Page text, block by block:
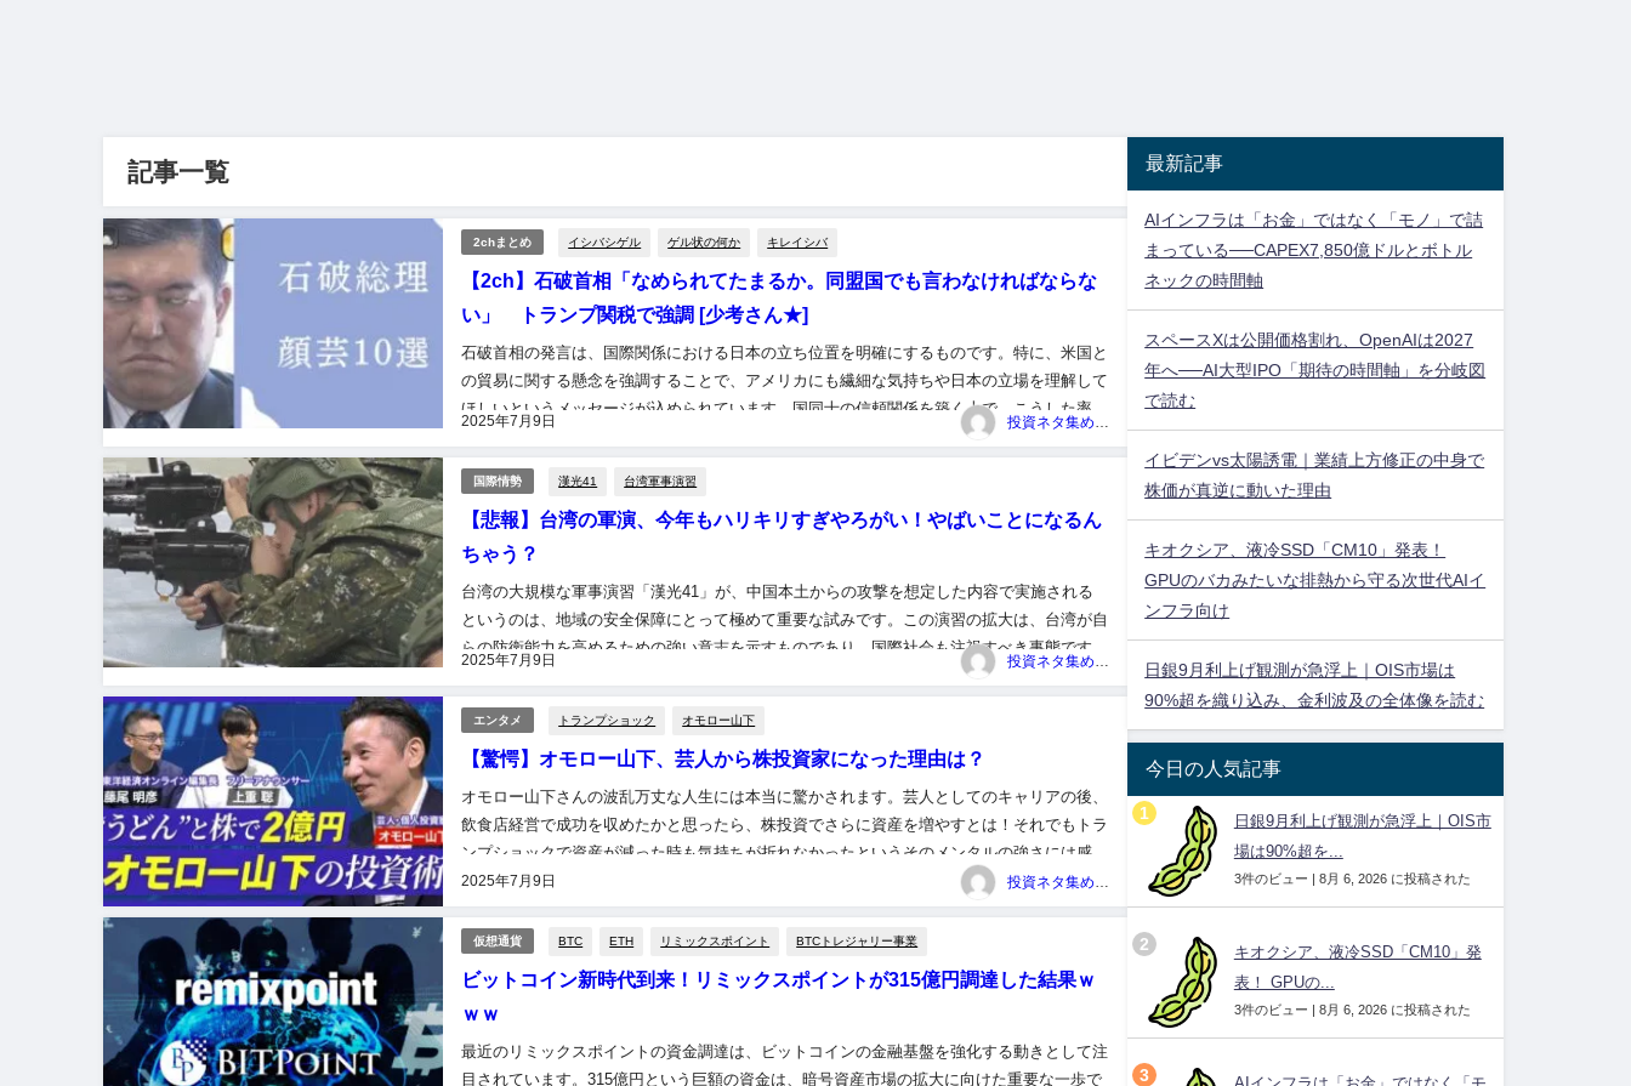
記事一覧
2chまとめ イシバシゲル ゲル状の何か キレイシバ
【2ch】石破首相「なめられてたまるか。同盟国でも言わなければならな
い」 トランプ関税で強調 [少考さん★]
2025年7月9日
石破首相の発言は、国際関係における日本の立ち位置を明確にするものです。特に、米国と
の貿易に関する懸念を強調することで、アメリカにも繊細な気持ちや日本の立場を理解して
ほしいというメッセージが込められています。国同士の信頼関係を築く上で、こうした率直
な対話は欠かせません。 （出典 石破首相「なめられてたまるか。同盟国でも言...
投資ネタ集めておいたのだ！管理人
国際情勢 漢光41 台湾軍事演習
【悲報】台湾の軍演、今年もハリキリすぎやろがい！やばいことになるん
ちゃう？
2025年7月9日
台湾の大規模な軍事演習「漢光41」が、中国本土からの攻撃を想定した内容で実施される
というのは、地域の安全保障にとって極めて重要な試みです。この演習の拡大は、台湾が自
らの防衛能力を高めるための強い意志を示すものであり、国際社会も注視すべき事態です。
特に、ライフル射撃から電子戦、そしてサイバー攻撃に至るまでの多様なシナリオ...
投資ネタ集めておいたのだ！管理人
エンタメ トランプショック オモロー山下
【驚愕】オモロー山下、芸人から株投資家になった理由は？
2025年7月9日
オモロー山下さんの波乱万丈な人生には本当に驚かされます。芸人としてのキャリアの後、
飲食店経営で成功を収めたかと思ったら、株投資でさらに資産を増やすとは！それでもトラ
ンプショックで資産が減った時も気持ちが折れなかったというそのメンタルの強さには感服
します。ぜひこの経験から学ぶことの多い内容をお伝えしたいです。 ＜関連する...
投資ネタ集めておいたのだ！管理人
仮想通貨 BTC ETH リミックスポイント BTCトレジャリー事業
ビットコイン新時代到来！リミックスポイントが315億円調達した結果ｗ
ｗｗ
最近のリミックスポイントの資金調達は、ビットコインの金融基盤を強化する動きとして注
目されています。315億円という巨額の資金は、暗号資産市場の拡大に向けた重要な一歩で
最新記事
AIインフラは「お金」ではなく「モノ」で詰
まっている──CAPEX7,850億ドルとボトル
ネックの時間軸
スペースXは公開価格割れ、OpenAIは2027
年へ──AI大型IPO「期待の時間軸」を分岐図
で読む
イビデンvs太陽誘電｜業績上方修正の中身で
株価が真逆に動いた理由
キオクシア、液冷SSD「CM10」発表！
GPUのバカみたいな排熱から守る次世代AIイ
ンフラ向け
日銀9月利上げ観測が急浮上｜OIS市場は
90%超を織り込み、金利波及の全体像を読む
今日の人気記事
日銀9月利上げ観測が急浮上｜OIS市
場は90%超を...
3件のビュー | 8月 6, 2026 に投稿された
キオクシア、液冷SSD「CM10」発
表！ GPUの...
3件のビュー | 8月 6, 2026 に投稿された